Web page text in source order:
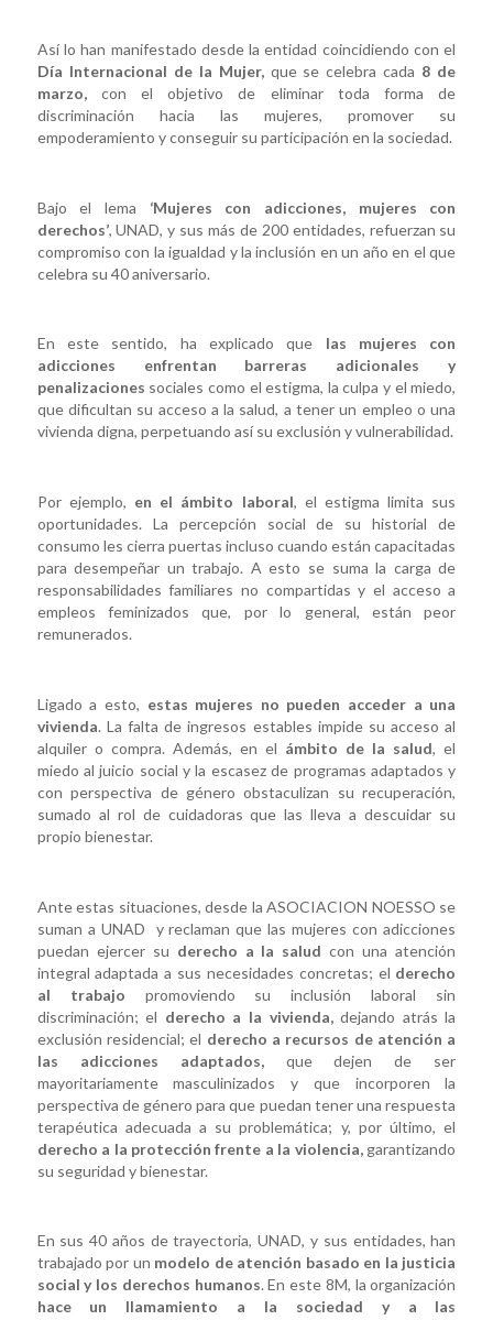
Así lo han manifestado desde la entidad coincidiendo con el
Día Internacional de la Mujer, que se celebra cada 8 de
marzo,con el objetivo de eliminar toda forma de
discriminación hacia las mujeres, promover su
empoderamiento y conseguir su participación en la sociedad.
Bajo el lema ‘Mujeres con adicciones, mujeres con
derechos’, UNAD, y sus más de 200 entidades, refuerzan su
compromiso con la igualdad y la inclusión en un año en el que
celebra su 40 aniversario.
En este sentido, ha explicado que las mujeres con
adicciones enfrentan barreras adicionales y
penalizaciones sociales como el estigma, la culpa y el miedo,
que dificultan su acceso a la salud, a tener un empleo o una
vivienda digna, perpetuando así su exclusión y vulnerabilidad.
Por ejemplo, en el ámbito laboral, el estigma limita sus
oportunidades. La percepción social de su historial de
consumo les cierra puertas incluso cuando están capacitadas
para desempeñar un trabajo. A esto se suma la carga de
responsabilidades familiares no compartidas y el acceso a
empleos feminizados que, por lo general, están peor
remunerados.
Ligado a esto, estas mujeres no pueden acceder a una
vivienda. La falta de ingresos estables impide su acceso al
alquiler o compra. Además, en el ámbito de la salud, el
miedo al juicio social y la escasez de programas adaptados y
con perspectiva de género obstaculizan su recuperación,
sumado al rol de cuidadoras que las lleva a descuidar su
propio bienestar.
Ante estas situaciones, desde la ASOCIACION NOESSO se
suman a UNAD y reclaman que las mujeres con adicciones
puedan ejercer su derecho a la salud con una atención
integral adaptada a sus necesidades concretas; el derecho
al trabajo promoviendo su inclusión laboral sin
discriminación; el derecho a la vivienda,dejando atrás la
exclusión residencial; el derecho a recursos de atención a
las adicciones adaptados, que dejen de ser
mayoritariamente masculinizados y que incorporen la
perspectiva de género para que puedan tener una respuesta
terapéutica adecuada a su problemática; y, por último, el
derecho a la protección frente a la violencia, garantizando
su seguridad y bienestar.
En sus 40 años de trayectoria, UNAD, y sus entidades, han
trabajado por un modelo de atención basado en la justicia
social y los derechos humanos. En este 8M, la organización
hace un llamamiento a la sociedad y a las